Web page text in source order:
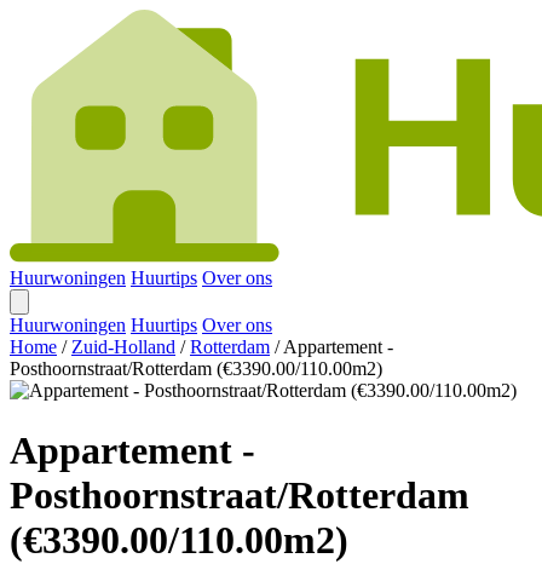
Huurwoningen Huurtips Over ons
Huurwoningen Huurtips Over ons
Home / Zuid-Holland / Rotterdam /Appartement -
Posthoornstraat/Rotterdam (€3390.00/110.00m2)
Appartement -
Posthoornstraat/Rotterdam
(€3390.00/110.00m2)